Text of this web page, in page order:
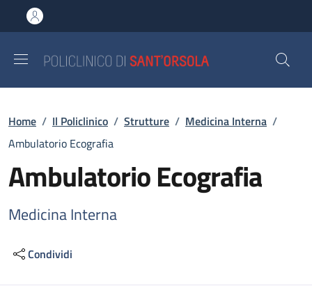
al contenuto principale
to footer content
Briciole di pane
Home / Il Policlinico / Strutture / Medicina Interna /
Ambulatorio Ecografia
Ambulatorio Ecografia
Medicina Interna
Condividi